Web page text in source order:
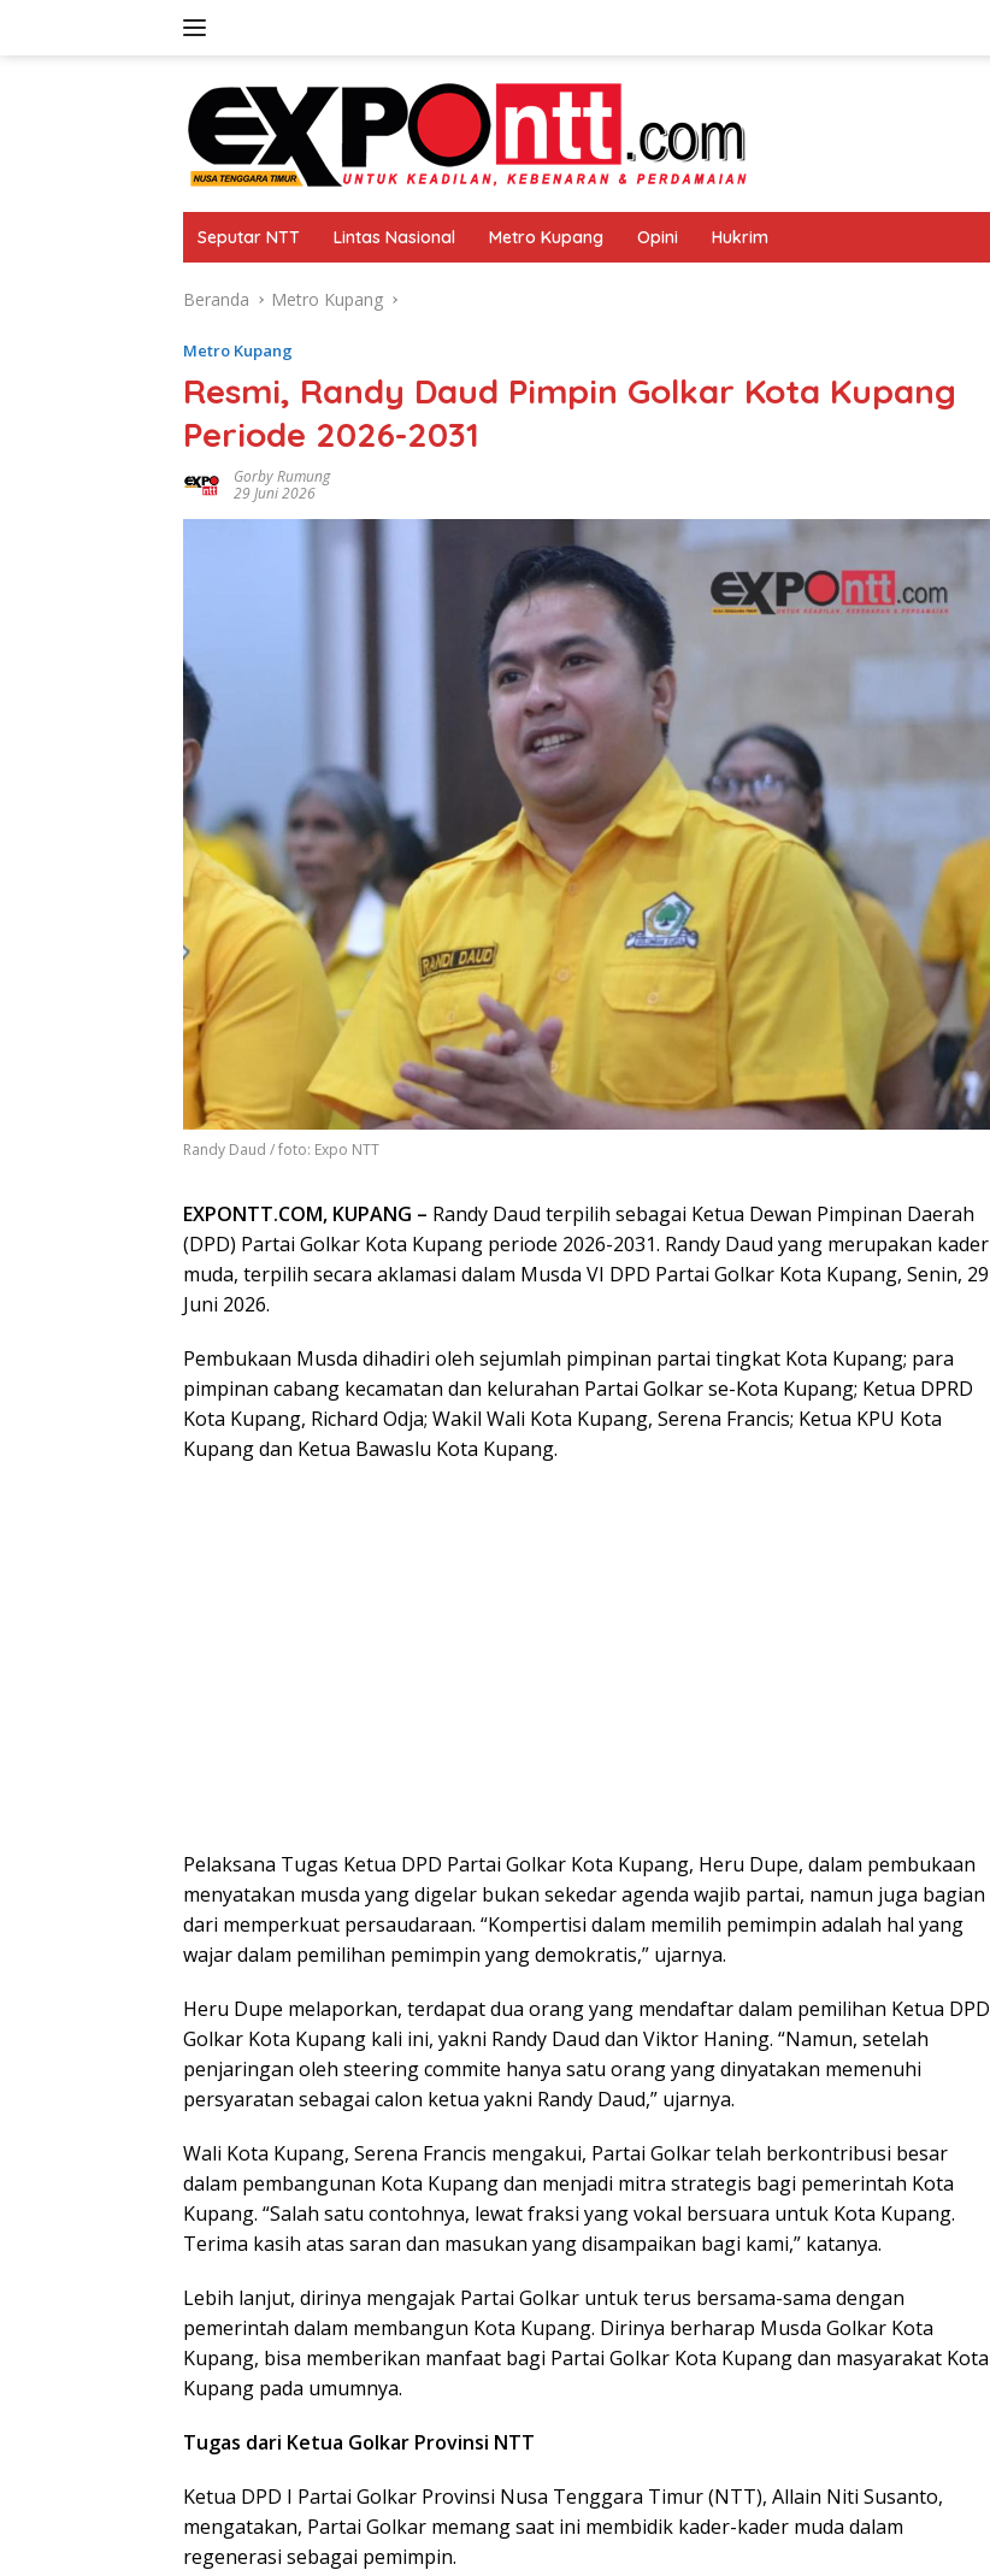
Seputar NTT Lintas Nasional Metro Kupang Opini Hukrim
Beranda Metro Kupang
Metro Kupang
Resmi, Randy Daud Pimpin Golkar Kota Kupang
Periode 2026-2031
Gorby Rumung
29 Juni 2026
Randy Daud / foto: Expo NTT
EXPONTT.COM, KUPANG – Randy Daud terpilih sebagai Ketua Dewan Pimpinan Daerah
(DPD) Partai Golkar Kota Kupang periode 2026-2031. Randy Daud yang merupakan kader
muda, terpilih secara aklamasi dalam Musda VI DPD Partai Golkar Kota Kupang, Senin, 29
Juni 2026.
Pembukaan Musda dihadiri oleh sejumlah pimpinan partai tingkat Kota Kupang; para
pimpinan cabang kecamatan dan kelurahan Partai Golkar se-Kota Kupang; Ketua DPRD
Kota Kupang, Richard Odja; Wakil Wali Kota Kupang, Serena Francis; Ketua KPU Kota
Kupang dan Ketua Bawaslu Kota Kupang.
Pelaksana Tugas Ketua DPD Partai Golkar Kota Kupang, Heru Dupe, dalam pembukaan
menyatakan musda yang digelar bukan sekedar agenda wajib partai, namun juga bagian
dari memperkuat persaudaraan. “Kompertisi dalam memilih pemimpin adalah hal yang
wajar dalam pemilihan pemimpin yang demokratis,” ujarnya.
Heru Dupe melaporkan, terdapat dua orang yang mendaftar dalam pemilihan Ketua DPD
Golkar Kota Kupang kali ini, yakni Randy Daud dan Viktor Haning. “Namun, setelah
penjaringan oleh steering commite hanya satu orang yang dinyatakan memenuhi
persyaratan sebagai calon ketua yakni Randy Daud,” ujarnya.
Wali Kota Kupang, Serena Francis mengakui, Partai Golkar telah berkontribusi besar
dalam pembangunan Kota Kupang dan menjadi mitra strategis bagi pemerintah Kota
Kupang. “Salah satu contohnya, lewat fraksi yang vokal bersuara untuk Kota Kupang.
Terima kasih atas saran dan masukan yang disampaikan bagi kami,” katanya.
Lebih lanjut, dirinya mengajak Partai Golkar untuk terus bersama-sama dengan
pemerintah dalam membangun Kota Kupang. Dirinya berharap Musda Golkar Kota
Kupang, bisa memberikan manfaat bagi Partai Golkar Kota Kupang dan masyarakat Kota
Kupang pada umumnya.
Tugas dari Ketua Golkar Provinsi NTT
Ketua DPD I Partai Golkar Provinsi Nusa Tenggara Timur (NTT), Allain Niti Susanto,
mengatakan, Partai Golkar memang saat ini membidik kader-kader muda dalam
regenerasi sebagai pemimpin.